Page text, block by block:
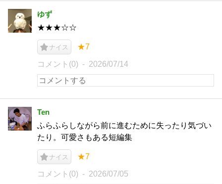
ゆず
★★★☆☆
ナイス ★7
コメント(0) 2026/07/14
Ten
ふらふらしながら前に進むために失ったり気づい
たり。可愛さもある短編集
ナイス ★7
コメント(0) 2026/07/05